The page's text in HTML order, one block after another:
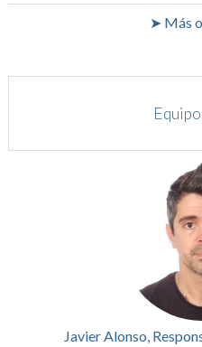
➤ Más
Javier Alonso,